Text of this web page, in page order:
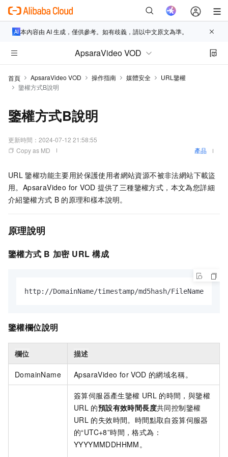
本內容由 AI 生成，僅供參考。如有歧義，請以中文原文為準。
ApsaraVideo VOD
首頁 ApsaraVideo VOD 操作指南 媒體安全
URL鑒權
鑒權方式B說明
鑒權方式B說明
更新時間： 2024-07-12 21:58:55
Copy as MD
產品
URL 鑒權功能主要用於保護使用者網站資源不被非法網站下載盜
用。ApsaraVideo for VOD 提供了三種鑒權方式，本文為您詳細
介紹鑒權方式 B 的原理和樣本說明。
原理說明
鑒權方式 B 加密 URL 構成
http://DomainName/timestamp/md5hash/FileName
鑒權欄位說明
欄位 描述
DomainName ApsaraVideo for VOD 的網域名稱。
簽算伺服器產生鑒權 URL 的時間，與鑒權
URL 的預設有效時間長度共同控制鑒權
URL 的失效時間。時間點取自簽算伺服器
的“UTC+8”時間，格式為：
YYYYMMDDHHMM 。